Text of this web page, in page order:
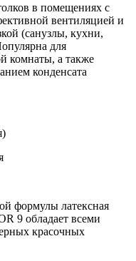
в помещениях с
вентиляцией и
(санузлы, кухни,
для
комнаты, а также
конденсата
формулы латексная
9 обладает всеми
красочных